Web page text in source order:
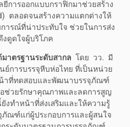
ยีการออกแบบกราฟิกมาช่วยสร้าง
ตลอดจนสร้างความแตกต่างให้
ารณ์ที่น่าประทับใจ ช่วยในการส่ง
งดูดใจผู้บริโภค
าตรฐานระดับสากล โดย วว. มี
การบรรจุหีบห่อไทย ที่เป็นหน่วย
าที่ทดสอบและพัฒนาบรรจุภัณฑ์
อช่วยรักษาคุณภาพและลดการสูญ
งทำหน้าที่ส่งเสริมและให้ความรู้
ภัณฑ์แก่ผู้ประกอบการและผู้สนใจ